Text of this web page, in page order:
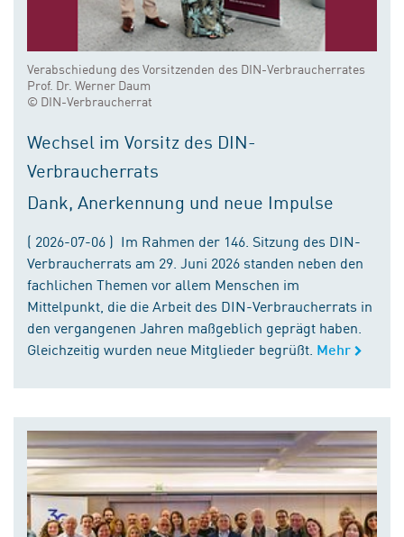
Verabschiedung des Vorsitzenden des DIN-Verbraucherrates
Prof. Dr. Werner Daum
© DIN-Verbraucherrat
Wechsel im Vorsitz des DIN-
Verbraucherrats
Dank, Anerkennung und neue Impulse
( 2026-07-06 ) Im Rahmen der 146. Sitzung des DIN-
Verbraucherrats am 29. Juni 2026 standen neben den
fachlichen Themen vor allem Menschen im
Mittelpunkt, die die Arbeit des DIN-Verbraucherrats in
den vergangenen Jahren maßgeblich geprägt haben.
Gleichzeitig wurden neue Mitglieder begrüßt. Mehr